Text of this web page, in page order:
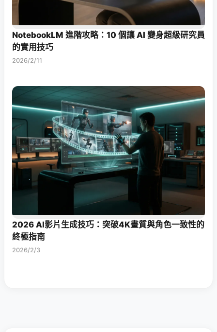
NotebookLM 進階攻略：10 個讓 AI 變身超級研究員
的實用技巧
2026/2/11
2026 AI影片生成技巧：突破4K畫質與角色一致性的
終極指南
2026/2/3